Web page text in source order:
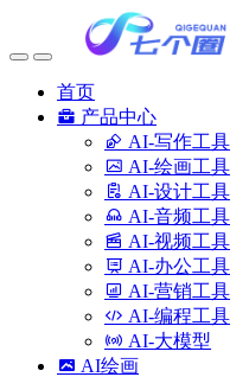
首页
产品中心
AI-写作工具
AI-绘画工具
AI-设计工具
AI-音频工具
AI-视频工具
AI-办公工具
AI-营销工具
AI-编程工具
AI-大模型
AI绘画